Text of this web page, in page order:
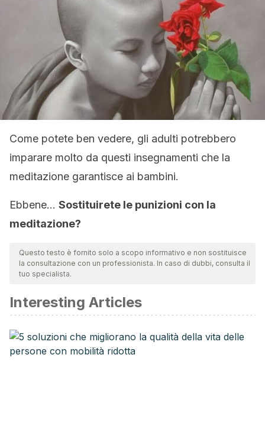
Come potete ben vedere, gli adulti potrebbero
imparare molto da questi insegnamenti che la
meditazione garantisce ai bambini.
Ebbene… Sostituirete le punizioni con la
meditazione?
Questo testo è fornito solo a scopo informativo e non sostituisce
la consultazione con un professionista. In caso di dubbi, consulta il
tuo specialista.
Interesting Articles